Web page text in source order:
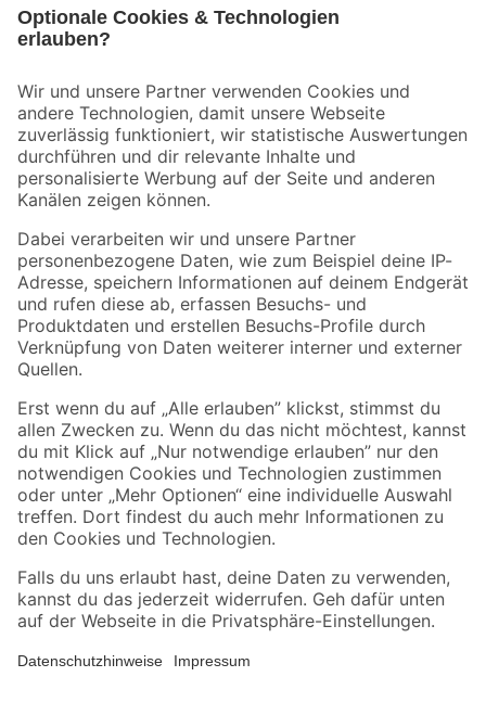
Der toom Newsletter: Keine Angebote und Aktionen mehr verpassen!
Zur Newsletter Anmeldung
Folge uns
Zahlungsarten Versandarten
Sicher einkaufen
Jetzt die toom-App herunterladen
Alle Preisangaben in EUR inkl. gesetzl. MwSt.. Die dargestellten Angebote sind unter
Umständen nicht in allen Märkten verfügbar. Die angegebenen Verfügbarkeiten beziehen
Produkte nur solange der Vorrat reicht.
*Paketversand ab 59 € versandkostenfrei, gilt nicht für Artikel mit Speditionsversand, hier